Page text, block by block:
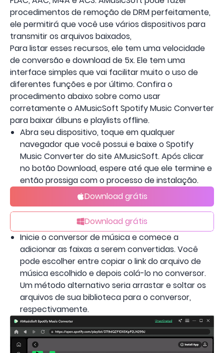
procedimentos de remoção de DRM perfeitamente,
ele permitirá que você use vários dispositivos para
transmitir os arquivos baixados,
Para listar esses recursos, ele tem uma velocidade
de conversão e download de 5x. Ele tem uma
interface simples que vai facilitar muito o uso de
diferentes funções e por último. Confira o
procedimento abaixo sobre como usar
corretamente o AMusicSoft Spotify Music Converter
para baixar álbuns e playlists offline.
Abra seu dispositivo, toque em qualquer
navegador que você possui e baixe o Spotify
Music Converter do site AMusicSoft. Após clicar
no botão Download, espere até que ele termine e
então prossiga com o processo de instalação.
Download grátis
Download grátis
Inicie o conversor de música e comece a
adicionar as faixas a serem convertidas. Você
pode escolher entre copiar o link do arquivo de
música escolhido e depois colá-lo no conversor.
Um método alternativo seria arrastar e soltar os
arquivos de sua biblioteca para o conversor,
respectivamente.